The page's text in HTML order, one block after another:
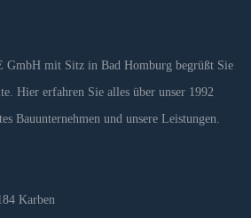
GmbH mit Sitz in Bad Homburg begrüßt Sie
Hier erfahren Sie alles über unser 1992
Bauunternehmen und unsere Leistungen.
Karben